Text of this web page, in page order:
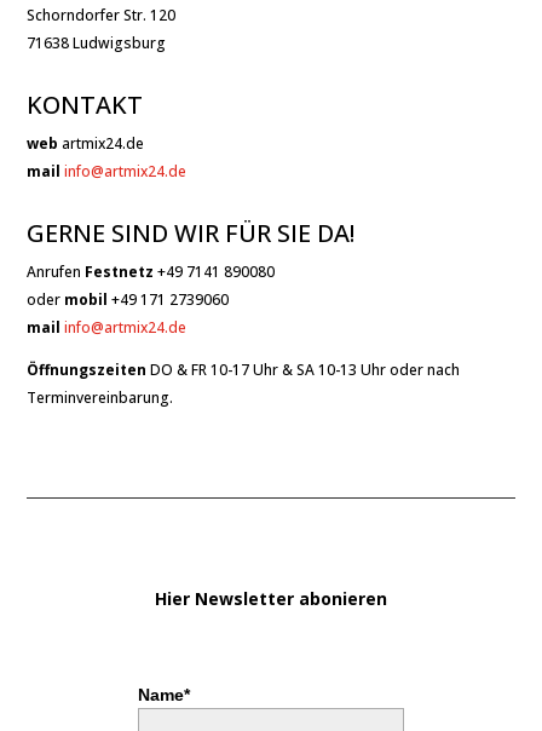
Schorndorfer Str. 120
71638 Ludwigsburg
KONTAKT
web artmix24.de
mail info@artmix24.de
GERNE SIND WIR FÜR SIE DA!
Anrufen Festnetz +49 7141 890080
oder mobil +49 171 2739060
mailinfo@artmix24.de
Öffnungszeiten DO & FR 10-17 Uhr & SA 10-13 Uhr oder nach
Terminvereinbarung.
Hier Newsletter abonieren
Name*